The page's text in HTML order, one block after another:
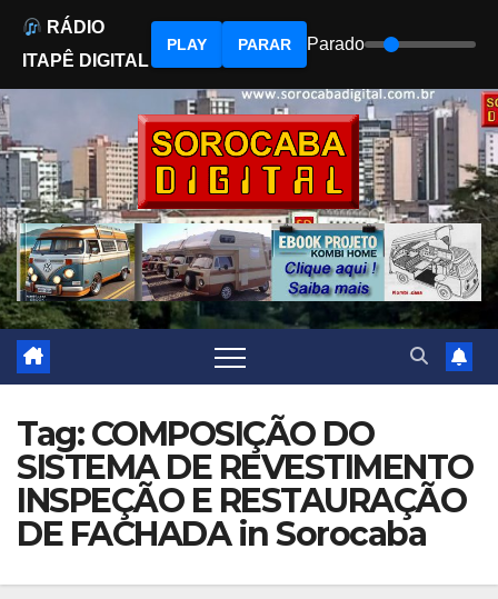
to
content
Tag: COMPOSIÇÃO DO
SISTEMA DE REVESTIMENTO
INSPEÇÃO E RESTAURAÇÃO
DE FACHADA in Sorocaba
RÁDIO
ITAPÊ DIGITAL
PLAY PARAR Parado